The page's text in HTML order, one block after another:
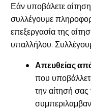
Εάν υποβάλετε
συλλέγουμε
επεξεργασία της
υπαλλήλου.
Απευθείας
που
την αίτησή